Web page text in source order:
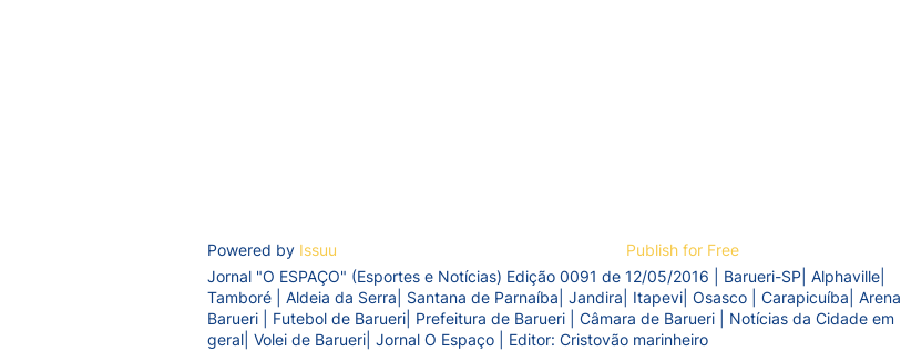
Powered by Issuu
Publish for Free
Jornal "O ESPAÇO" (Esportes e Notícias) Edição 0091 de 12/05/2016 | Barueri-SP| Alphaville|
Tamboré | Aldeia da Serra| Santana de Parnaíba| Jandira| Itapevi| Osasco | Carapicuíba| Arena
Barueri | Futebol de Barueri| Prefeitura de Barueri | Câmara de Barueri | Notícias da Cidade em
geral| Volei de Barueri| Jornal O Espaço | Editor: Cristovão marinheiro